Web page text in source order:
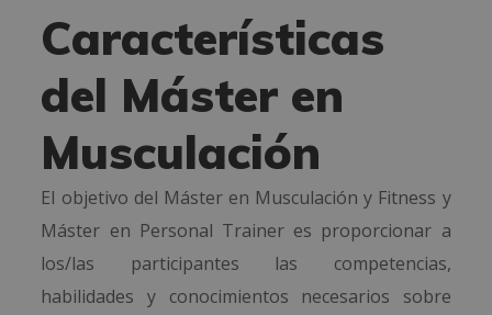
Características
del Máster en
Musculación
El objetivo del Máster en Musculación y Fitness y
Máster en Personal Trainer es proporcionar a
los/las participantes las competencias,
habilidades y conocimientos necesarios sobre